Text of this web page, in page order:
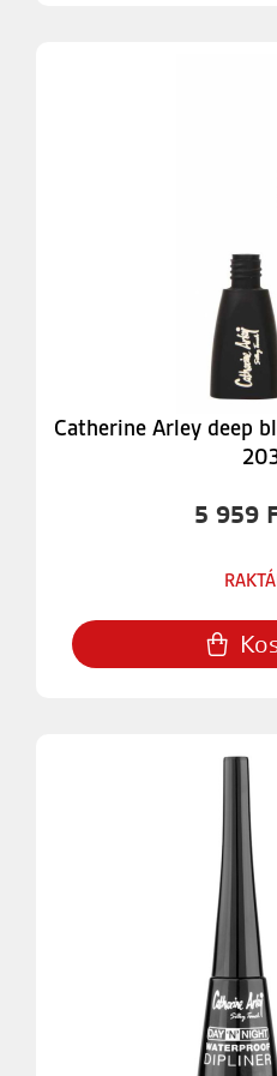
Catherine Arley deep
5 959